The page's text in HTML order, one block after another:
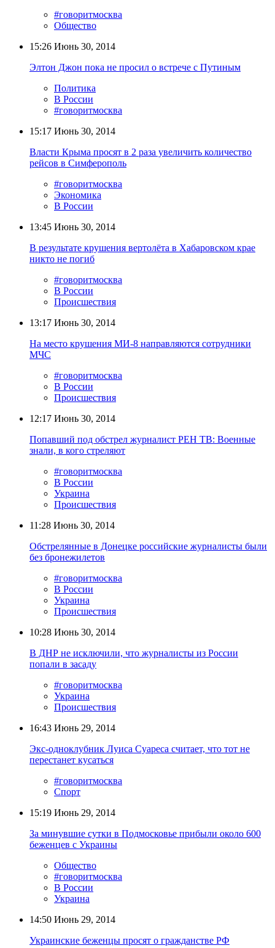
#говоритмосква
Общество
15:26 Июнь 30, 2014
Элтон Джон пока не просил о встрече с Путиным
Политика
В России
#говоритмосква
15:17 Июнь 30, 2014
Власти Крыма просят в 2 раза увеличить количество
рейсов в Симферополь
#говоритмосква
Экономика
В России
13:45 Июнь 30, 2014
В результате крушения вертолёта в Хабаровском крае
никто не погиб
#говоритмосква
В России
Происшествия
13:17 Июнь 30, 2014
На место крушения МИ-8 направляются сотрудники
МЧС
#говоритмосква
В России
Происшествия
12:17 Июнь 30, 2014
Попавший под обстрел журналист РЕН ТВ: Военные
знали, в кого стреляют
#говоритмосква
В России
Украина
Происшествия
11:28 Июнь 30, 2014
Обстрелянные в Донецке российские журналисты были
без бронежилетов
#говоритмосква
В России
Украина
Происшествия
10:28 Июнь 30, 2014
В ДНР не исключили, что журналисты из России
попали в засаду
#говоритмосква
Украина
Происшествия
16:43 Июнь 29, 2014
Экс-одноклубник Луиса Суареса считает, что тот не
перестанет кусаться
#говоритмосква
Спорт
15:19 Июнь 29, 2014
За минувшие сутки в Подмосковье прибыли около 600
беженцев с Украины
Общество
#говоритмосква
В России
Украина
14:50 Июнь 29, 2014
Украинские беженцы просят о гражданстве РФ